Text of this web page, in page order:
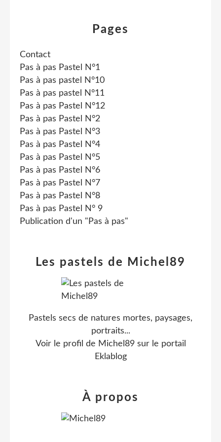
Pages
Contact
Pas à pas Pastel N°1
Pas à pas pastel N°10
Pas à pas pastel N°11
Pas à pas Pastel N°12
Pas à pas Pastel N°2
Pas à pas Pastel N°3
Pas à pas Pastel N°4
Pas à pas Pastel N°5
Pas à pas Pastel N°6
Pas à pas Pastel N°7
Pas à pas Pastel N°8
Pas à pas Pastel N° 9
Publication d'un "Pas à pas"
Les pastels de Michel89
Pastels secs de natures mortes, paysages,
portraits...
Voir le profil de Michel89sur le portail
Eklablog
À propos